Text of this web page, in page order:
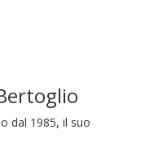
dal 1985, il suo